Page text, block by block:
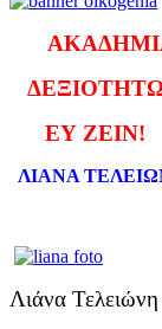
ΕΥ ΖΕΙΝ!
ΛΙΑΝΑ
Λιάνα